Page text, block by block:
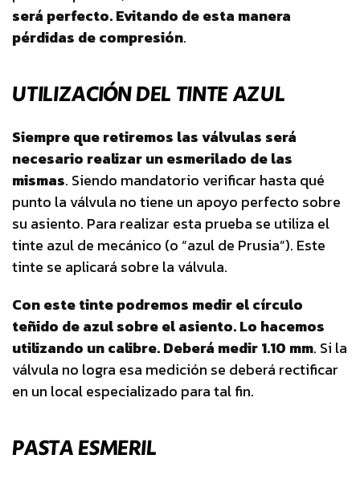
será perfecto. Evitando de esta manera
pérdidas de compresión.
UTILIZACIÓN DEL TINTE AZUL
Siempre que retiremos las válvulas será
necesario realizar un esmerilado de las
mismas. Siendo mandatorio verificar hasta qué
punto la válvula no tiene un apoyo perfecto sobre
su asiento. Para realizar esta prueba se utiliza el
tinte azul de mecánico (o “azul de Prusia”). Este
tinte se aplicará sobre la válvula.
Con este tinte podremos medir el círculo
teñido de azul sobre el asiento. Lo hacemos
utilizando un calibre. Deberá medir 1.10 mm. Si la
válvula no logra esa medición se deberá rectificar
en un local especializado para tal fin.
PASTA ESMERIL